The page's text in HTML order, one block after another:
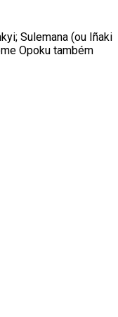
Sulemana (ou Iñaki
Opoku também